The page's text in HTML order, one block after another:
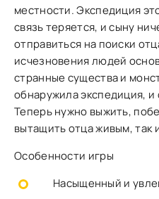
местности. Экспедиция
связь теряется, и сыну
отправиться на поиски
исчезновения людей
странные существа и
обнаружила экспедиция, и
Теперь нужно выжить,
вытащить отца живым, так
Особенности игры
Насыщенный и